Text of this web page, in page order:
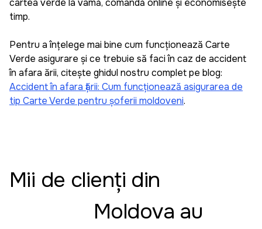
cartea verde la vamă, comandă online și economisește
timp.
Pentru a înțelege mai bine cum funcționează Carte
Verde asigurare și ce trebuie să faci în caz de accident
în afara țării, citește ghidul nostru complet pe blog:
Accident în afara țării: Cum funcționează asigurarea de
tip Carte Verde pentru șoferii moldoveni.
Mii de clienți din
Moldova au
câțiva pași simpli. Recomand aplicația pentru cei
care apreciază timpul și eficiența.
Sergiu Pascaru
Recomand, e super simplu să administrez